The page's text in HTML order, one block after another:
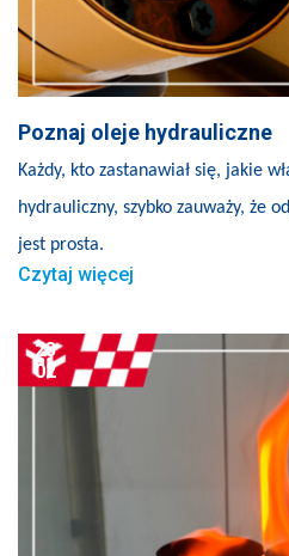
Poznaj oleje hydrauliczne
Każdy, kto zastanawiał się, jakie
hydrauliczny, szybko zauważy, że
jest prosta.
Czytaj więcej
23
02